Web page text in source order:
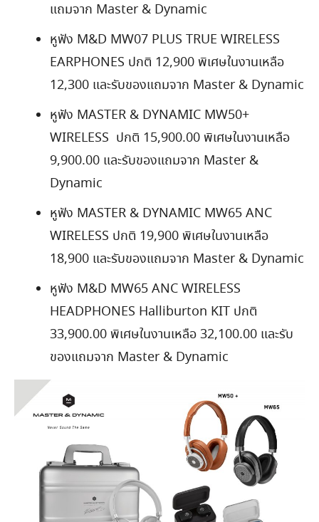
แถมจาก Master & Dynamic
หูฟัง M&D MW07 PLUS TRUE WIRELESS
EARPHONES ปกติ 12,900 พิเศษในงานเหลือ
12,300 และรับของแถมจาก Master & Dynamic
หูฟัง MASTER & DYNAMIC MW50+
WIRELESS ปกติ 15,900.00 พิเศษในงานเหลือ
9,900.00 และรับของแถมจาก Master &
Dynamic
หูฟัง MASTER & DYNAMIC MW65 ANC
WIRELESS ปกติ 19,900 พิเศษในงานเหลือ
18,900 และรับของแถมจาก Master & Dynamic
หูฟัง M&D MW65 ANC WIRELESS
HEADPHONES Halliburton KIT ปกติ
33,900.00 พิเศษในงานเหลือ 32,100.00 และรับ
ของแถมจาก Master & Dynamic